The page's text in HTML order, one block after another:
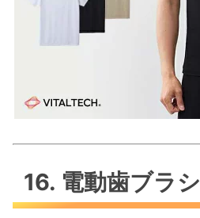
16. 電動歯ブラシ